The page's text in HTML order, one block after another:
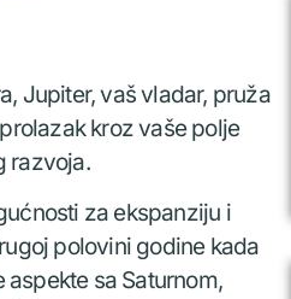
Jupiter, vaš vladar, pruža
kroz vaše polje
razvoja.
za ekspanziju i
polovini godine kada
sa Saturnom,